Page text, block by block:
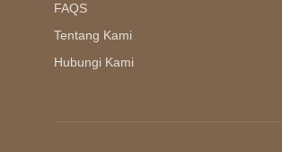
FAQS
Tentang Kami
Hubungi Kami